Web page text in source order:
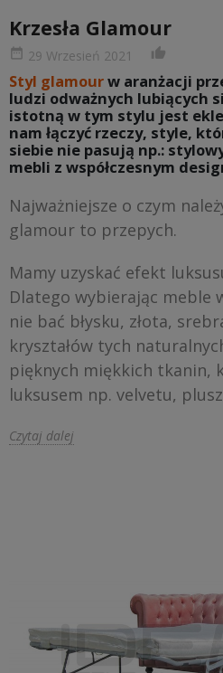
Krzesła Glamour
date_range 29 Wrzesień 2021 thumb_up_alt
Styl glamourw aranżacji
ludzi odważnych lubiących
istotną w tym stylu jest
nam łączyć rzeczy, style,
siebie nie pasują np.:
mebli z współczesnym
Najważniejsze o czym
glamour to przepych.
Mamy uzyskać efekt
Dlatego wybierając meble
nie bać błysku, złota,
kryształów tych
pięknych miękkich tkanin,
luksusem np. velvetu,
Czytaj dalej